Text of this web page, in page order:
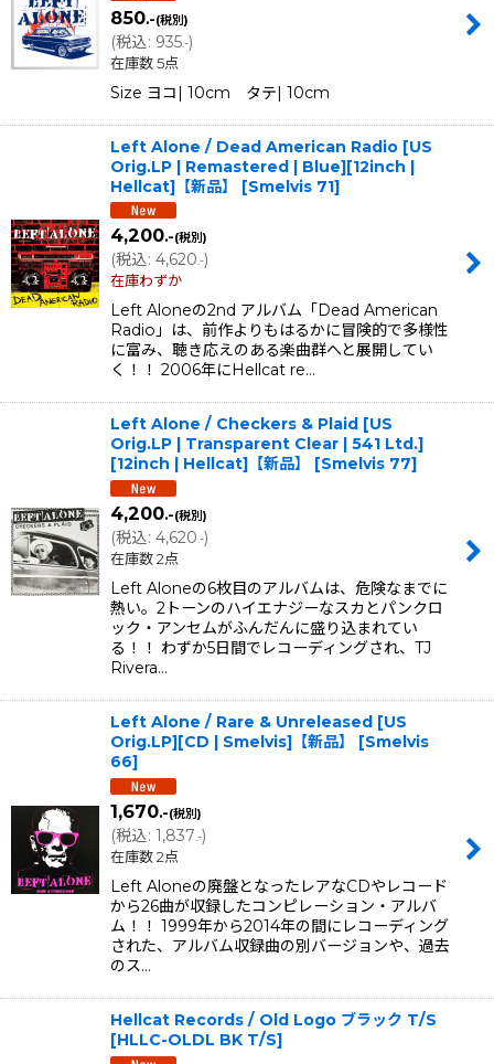
850.-(税別)
(税込: 935.-)
在庫数 5点
Size ヨコ| 10cm タテ| 10cm
Left Alone ‎/ Dead American Radio [US
Orig.LP | Remastered | Blue][12inch |
Hellcat]【新品】
[Smelvis 71]
4,200.-(税別)
(税込: 4,620.-)
在庫わずか
Left Aloneの2nd アルバム「Dead American
Radio」は、前作よりもはるかに冒険的で多様性
に富み、聴き応えのある楽曲群へと展開してい
く！！ 2006年にHellcat re…
Left Alone ‎/ Checkers & Plaid [US
Orig.LP | Transparent Clear | 541 Ltd.]
[12inch | Hellcat]【新品】
[Smelvis 77]
4,200.-(税別)
(税込: 4,620.-)
在庫数 2点
Left Aloneの6枚目のアルバムは、危険なまでに
熱い。2トーンのハイエナジーなスカとパンクロ
ック・アンセムがふんだんに盛り込まれてい
る！！ わずか5日間でレコーディングされ、TJ
Rivera…
Left Alone ‎/ Rare & Unreleased [US
Orig.LP][CD | Smelvis]【新品】
[Smelvis
66]
1,670.-(税別)
(税込: 1,837.-)
在庫数 2点
Left Aloneの廃盤となったレアなCDやレコード
から26曲が収録したコンピレーション・アルバ
ム！！ 1999年から2014年の間にレコーディング
された、アルバム収録曲の別バージョンや、過去
のス…
Hellcat Records / Old Logo ブラック T/S
[HLLC-OLDL BK T/S]